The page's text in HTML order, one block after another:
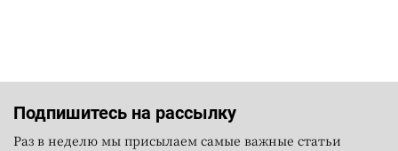
Подпишитесь на рассылку
Раз в неделю мы присылаем самые важные статьи